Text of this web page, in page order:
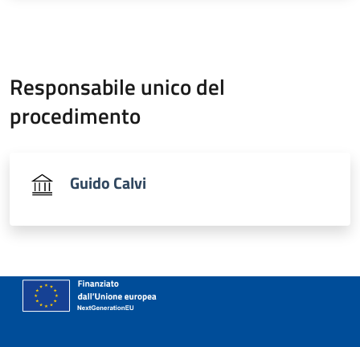
Responsabile unico del
procedimento
Guido Calvi